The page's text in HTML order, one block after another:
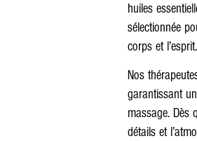
huiles
sélectionnée
corps et l’esprit.
Nos
garantissant
massage. Dès
détails et